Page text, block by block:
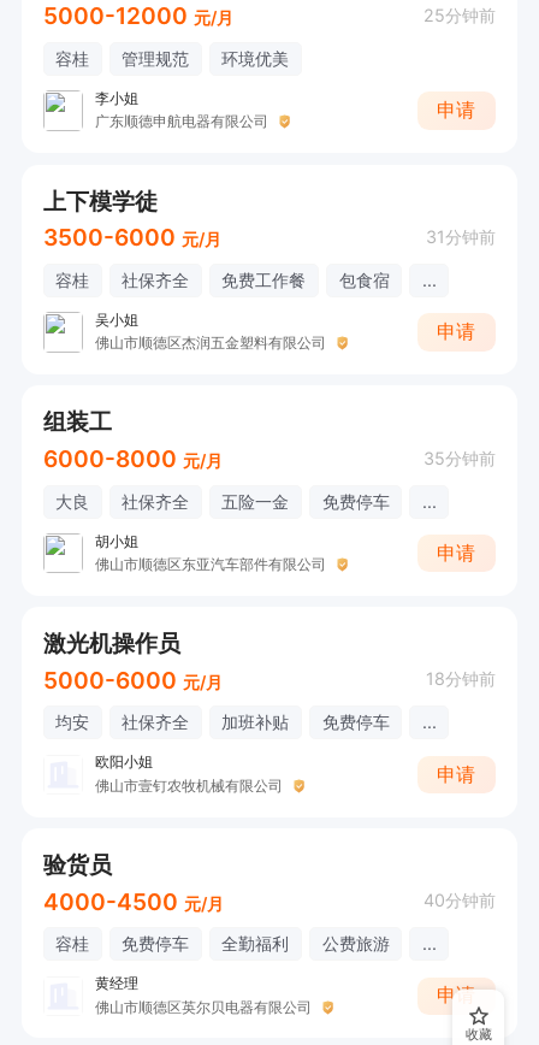
5000-12000 元/月 25分钟前
容桂 管理规范 环境优美
李小姐
广东顺德申航电器有限公司
申请
上下模学徒
3500-6000 元/月 31分钟前
容桂 社保齐全 免费工作餐 包食宿 ...
吴小姐
佛山市顺德区杰润五金塑料有限公司
申请
组装工
6000-8000 元/月 35分钟前
大良 社保齐全 五险一金 免费停车 ...
胡小姐
佛山市顺德区东亚汽车部件有限公司
申请
激光机操作员
5000-6000 元/月 18分钟前
均安 社保齐全 加班补贴 免费停车 ...
欧阳小姐
佛山市壹钉农牧机械有限公司
申请
验货员
4000-4500 元/月 40分钟前
容桂 免费停车 全勤福利 公费旅游 ...
黄经理
佛山市顺德区英尔贝电器有限公司
申请
收藏